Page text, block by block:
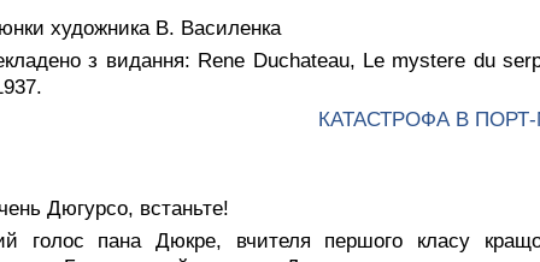
художника В. Василенка
з видання: Rene Duchateau, Le mystere du
КАТАСТРОФА В
Дюгурсо, встаньте!
голос пана Дюкре, вчителя першого класу